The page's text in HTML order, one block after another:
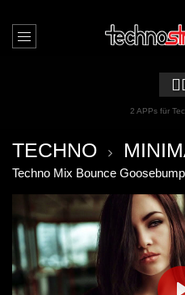
2 APPs für
TECHNO
Techno Mix Bounce